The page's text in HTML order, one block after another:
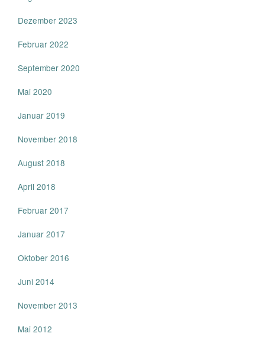
Dezember 2023
Februar 2022
September 2020
Mai 2020
Januar 2019
November 2018
August 2018
April 2018
Februar 2017
Januar 2017
Oktober 2016
Juni 2014
November 2013
Mai 2012